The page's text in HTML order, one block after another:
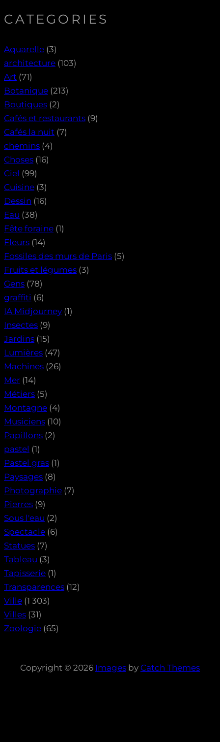
CATEGORIES
Aquarelle (3)
architecture (103)
Art (71)
Botanique (213)
Boutiques (2)
Cafés et restaurants (9)
Cafés la nuit (7)
chemins (4)
Choses (16)
Ciel (99)
Cuisine (3)
Dessin (16)
Eau (38)
Fête foraine (1)
Fleurs (14)
Fossiles des murs de Paris (5)
Fruits et légumes (3)
Gens (78)
graffiti (6)
IA Midjourney (1)
Insectes (9)
Jardins (15)
Lumières (47)
Machines (26)
Mer (14)
Métiers (5)
Montagne (4)
Musiciens (10)
Papillons (2)
pastel (1)
Pastel gras (1)
Paysages (8)
Photographie (7)
Pierres (9)
Sous l'eau (2)
Spectacle (6)
Statues (7)
Tableau (3)
Tapisserie (1)
Transparences (12)
Ville (1 303)
Villes (31)
Zoologie (65)
Copyright © 2026 Images by Catch Themes